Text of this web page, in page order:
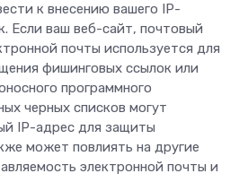
к внесению вашего IP-
Если ваш веб-сайт, почтовый
почты используется для
фишинговых ссылок или
программного
черных списков могут
IP-адрес для защиты
может повлиять на другие
электронной почты и